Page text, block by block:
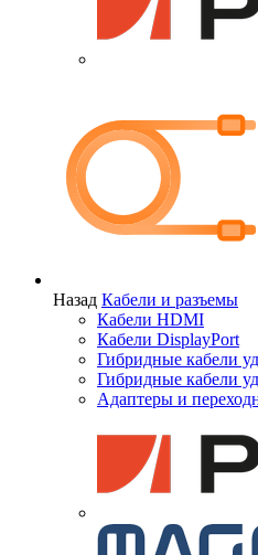
Назад Кабели и разъемы
Кабели HDMI
Кабели DisplayPort
Гибридные кабели
Гибридные кабели
Адаптеры и